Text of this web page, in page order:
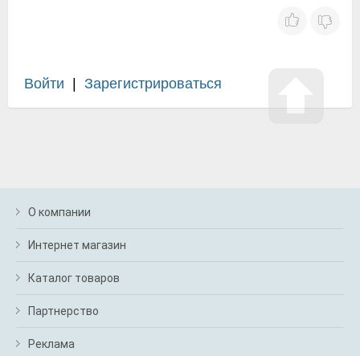
Войти Зарегистрироваться
О компании
Интернет магазин
Каталог товаров
Партнерство
Реклама